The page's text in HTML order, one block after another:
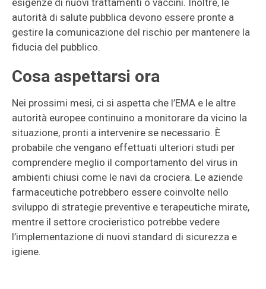
esigenze di nuovi trattamenti o vaccini. Inoltre, le
autorità di salute pubblica devono essere pronte a
gestire la comunicazione del rischio per mantenere la
fiducia del pubblico.
Cosa aspettarsi ora
Nei prossimi mesi, ci si aspetta che l’EMA e le altre
autorità europee continuino a monitorare da vicino la
situazione, pronti a intervenire se necessario. È
probabile che vengano effettuati ulteriori studi per
comprendere meglio il comportamento del virus in
ambienti chiusi come le navi da crociera. Le aziende
farmaceutiche potrebbero essere coinvolte nello
sviluppo di strategie preventive e terapeutiche mirate,
mentre il settore crocieristico potrebbe vedere
l’implementazione di nuovi standard di sicurezza e
igiene.